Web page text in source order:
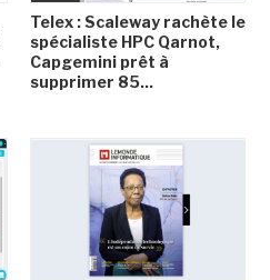
Telex : Scaleway rachète le
spécialiste HPC Qarnot,
Capgemini prêt à
supprimer 85...